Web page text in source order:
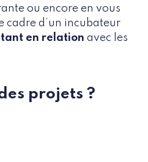
ou encore en vous
cadre d’un incubateur
en relation avec les
projets ?